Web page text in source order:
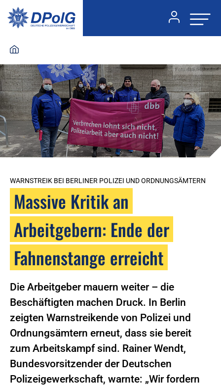
Foto:dbb/Hohndorf
WARNSTREIK BEI BERLINER POLIZEI UND ORDNUNGSÄMTERN
Massive Kritik an
Arbeitgebern: Ende der
Fahnenstange erreicht
Die Arbeitgeber mauern weiter – die
Beschäftigten machen Druck. In Berlin
zeigten Warnstreikende von Polizei und
Ordnungsämtern erneut, dass sie bereit
zum Arbeitskampf sind. Rainer Wendt,
Bundesvorsitzender der Deutschen
Polizeigewerkschaft, warnte: „Wir fordern